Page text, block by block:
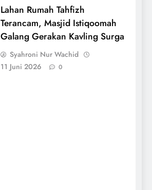
Lahan Rumah Tahfizh
Terancam, Masjid Istiqoomah
Galang Gerakan Kavling Surga
Syahroni Nur Wachid
11 Juni 2026
0